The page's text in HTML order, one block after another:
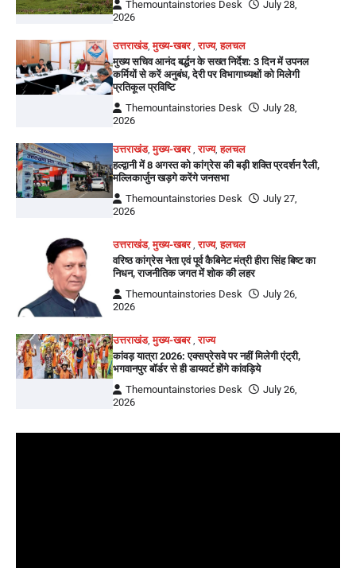
Themountainstories Desk
July 28,
2026
उत्तराखंड,मुख्य-खबर,राज्य,हलचल
मुख्य सचिव आनंद बर्द्धन के सख्त निर्देश: 3 दिन में उपनल
कर्मियों से करें अनुबंध, देरी पर विभागाध्यक्षों को मिलेगी
प्रतिकूल प्रविष्टि
Themountainstories Desk
July 28,
2026
उत्तराखंड,मुख्य-खबर,राज्य,हलचल
हल्द्वानी में 8 अगस्त को कांग्रेस की बड़ी शक्ति प्रदर्शन रैली,
मल्लिकार्जुन खड़गे करेंगे जनसभा
Themountainstories Desk
July 27,
2026
उत्तराखंड,मुख्य-खबर,राज्य,हलचल
वरिष्ठ कांग्रेस नेता एवं पूर्व कैबिनेट मंत्री हीरा सिंह बिष्ट का
निधन, राजनीतिक जगत में शोक की लहर
Themountainstories Desk
July 26,
2026
उत्तराखंड,मुख्य-खबर,राज्य
कांवड़ यात्रा 2026: एक्सप्रेसवे पर नहीं मिलेगी एंट्री,
भगवानपुर बॉर्डर से ही डायवर्ट होंगे कांवड़िये
Themountainstories Desk
July 26,
2026